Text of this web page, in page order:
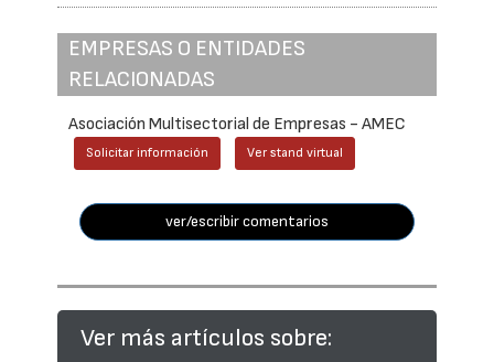
EMPRESAS O ENTIDADES
RELACIONADAS
Asociación Multisectorial de Empresas - AMEC
Solicitar información Ver stand virtual
ver/escribir comentarios
Ver más artículos sobre: